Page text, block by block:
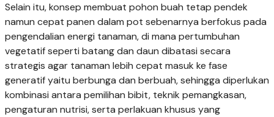
Selain itu, konsep membuat pohon buah tetap pendek
namun cepat panen dalam pot sebenarnya berfokus pada
pengendalian energi tanaman, di mana pertumbuhan
vegetatif seperti batang dan daun dibatasi secara
strategis agar tanaman lebih cepat masuk ke fase
generatif yaitu berbunga dan berbuah, sehingga diperlukan
kombinasi antara pemilihan bibit, teknik pemangkasan,
pengaturan nutrisi, serta perlakuan khusus yang